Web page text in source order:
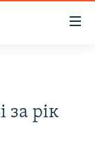
за рік